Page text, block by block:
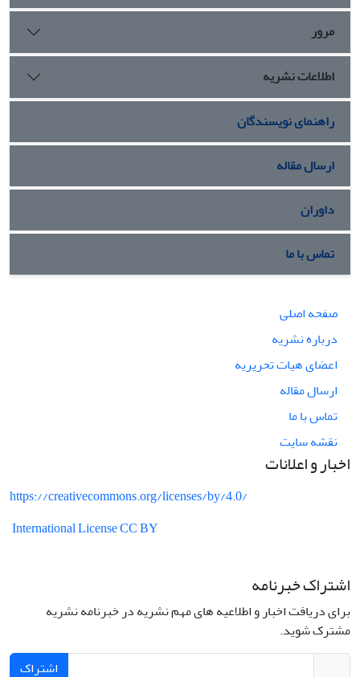
مرور
اطلاعات نشریه
راهنمای نویسندگان
ارسال مقاله
داوران
تماس با ما
صفحه اصلی
درباره نشریه
اعضای هیات تحریریه
ارسال مقاله
تماس با ما
نقشه سایت
اخبار و اعلانات
https://creativecommons.org/licenses/by/4.0/
International License CC BY
اشتراک خبرنامه
برای دریافت اخبار و اطلاعیه های مهم نشریه در خبرنامه نشریه
مشترک شوید.
اشتراک